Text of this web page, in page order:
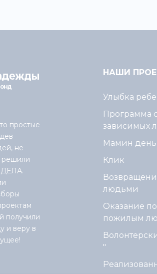
простые
не
решили
ДЕЛА.
получили
и веру в
НАШИ
Улыбка
Программа
зависимых
Мамин день
Клик
людьми
Оказание
пожилым
"